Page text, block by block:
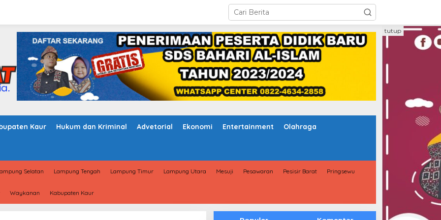
Kaur Hukum dan Kriminal Advetorial Ekonomi Entertainment Olahraga
Selatan Lampung Tengah Lampung Timur Lampung Utara Mesuji Pesawaran Pesisir Barat Pringsewu
Waykanan Kabupaten Kaur
tutup